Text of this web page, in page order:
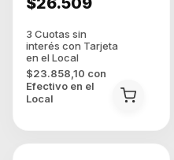
$23.858,10 con
Efectivo en el
Local